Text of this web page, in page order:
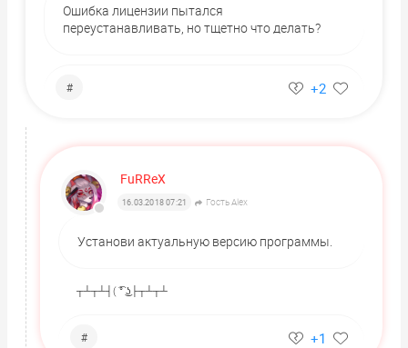
Ошибка лицензии пытался
переустанавливать, но тщетно что делать?
# +2
FuRReX
16.03.2018 07:21 Гость Alex
Установи актуальную версию программы.
┬┴┬┴┤( ͡° ͜ʖ├┬┴┬┴
# +1